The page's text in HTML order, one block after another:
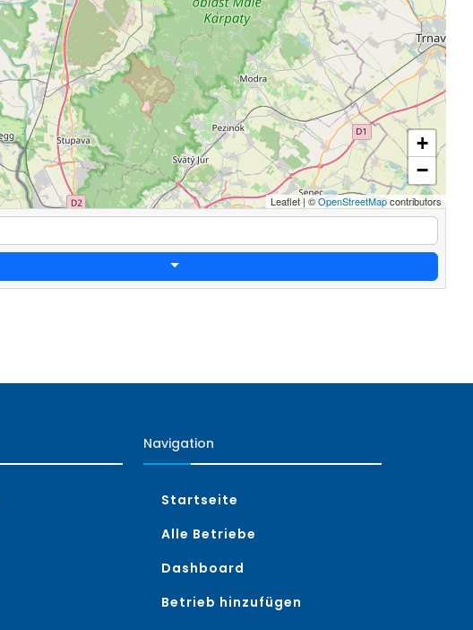
+
−
Leaflet|©OpenStreetMapcontributors
Navigation
Startseite
Alle Betriebe
Dashboard
Betrieb hinzufügen